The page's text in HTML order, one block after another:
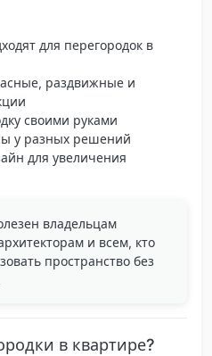
для перегородок в
раздвижные и
своими руками
у разных решений
для увеличения
владельцам
и всем, кто
пространство без
в квартире?